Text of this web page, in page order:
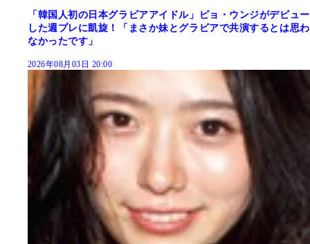
「韓国人初の日本グラビアアイドル」ピョ・ウンジがデビュー
した週プレに凱旋！「まさか妹とグラビアで共演するとは思わ
なかったです」
2026年08月03日 20:00